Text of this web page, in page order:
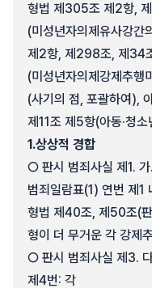
형법 제305조 제2항,
(미성년자의제유사강
제2항, 제298조, 제34
(미성년자의제강제추
(사기의 점, 포괄하여),
제11조 제5항(아동·청
1.상상적 경합
○ 판시 범죄사실 제1.
범죄일람표(1) 연번 제
형법 제40조, 제50조(
형이 더 무거운 각 강제
○ 판시 범죄사실 제3.
제4번: 각